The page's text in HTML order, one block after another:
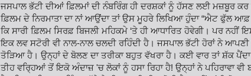
ਜਸਪਾਲ ਭੱਟੀ ਦੀਆਂ ਫ਼ਿਲਮਾਂ ਦੀ ਨੰਬਰਿੰਗ ਹੀ ਦਰਸ਼ਕਾਂ ਨੂੰ ਹੱਸਣ ਲਈ ਮਜ਼ਬੂਰ ਕਰ
ਫ਼ਿਲਮ ਦੇ ਨਿਰਮਾਤਾ ਦਾ ਨਾਂ ਆਉਂਦਾ ਤਾਂ ਉਸ ਮੂਹਰੇ ਲਿਖਿਆ ਹੁੰਦਾ “ਐਟ ਫੁੱਲ
ਕਿ ਸਾਰੀ ਫ਼ਿਲਮ ਸਿਰਫ਼ ਬਿਜਲੀ ਮਹਿਕਮੇ ‘ਤੇ ਹੀ ਆਧਾਰਿਤ ਹੋਵੇਗੀ। ਪਰ
ਇਕ ਲਵ ਸਟੋਰੀ ਵੀ ਨਾਲ-ਨਾਲ ਚਲਦੀ ਰਹਿੰਦੀ ਹੈ। ਜਸਪਾਲ ਭੱਟੀ ਹੋਰਾਂ ਨੇ
ਤੋੜਿਆ ਹੈ। ਉਨ੍ਹਾਂ ਦੇ ਬੋਲਣ ਦਾ ਤਰੀਕਾ ਬਹੁਤ ਵੱਖਰਾ ਹੈ। ਕਈ ਵਾਰ ਤਾਂ ਸ਼ੱਕ
ਤੀਹ ਵਰ੍ਹਿਆਂ ਤੋਂ ਇਕੋ ਅੰਦਾਜ਼ 'ਚ ਲੋਕਾਂ ਨੂੰ ਹਸਾ ਰਿਹਾ ਹੈ! ਉਨ੍ਹਾਂ ਨੇ ਪਹਿਰਾਵਾ ਵੀ